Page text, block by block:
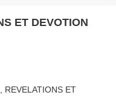
ET DEVOTION